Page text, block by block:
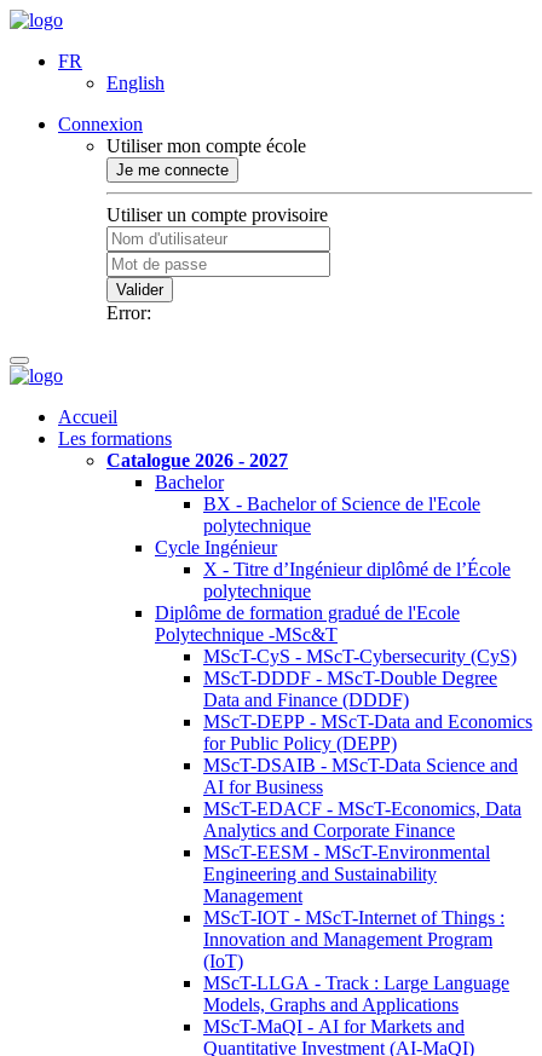
FR
English
Connexion
Utiliser mon compte école
Je me connecte
Utiliser un compte provisoire
Valider
Error:
Accueil
Les formations
Catalogue 2026 - 2027
Bachelor
BX - Bachelor of Science de l'Ecole
polytechnique
Cycle Ingénieur
X - Titre d’Ingénieur diplômé de l’École
polytechnique
Diplôme de formation gradué de l'Ecole
Polytechnique -MSc&T
MScT-CyS - MScT-Cybersecurity (CyS)
MScT-DDDF - MScT-Double Degree
Data and Finance (DDDF)
MScT-DEPP - MScT-Data and Economics
for Public Policy (DEPP)
MScT-DSAIB - MScT-Data Science and
AI for Business
MScT-EDACF - MScT-Economics, Data
Analytics and Corporate Finance
MScT-EESM - MScT-Environmental
Engineering and Sustainability
Management
MScT-IOT - MScT-Internet of Things :
Innovation and Management Program
(IoT)
MScT-LLGA - Track : Large Language
Models, Graphs and Applications
MScT-MaQI - AI for Markets and
Quantitative Investment (AI-MaQI)